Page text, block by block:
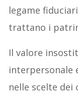
legame
trattano i
Il valore
interpersonale
nelle scelte